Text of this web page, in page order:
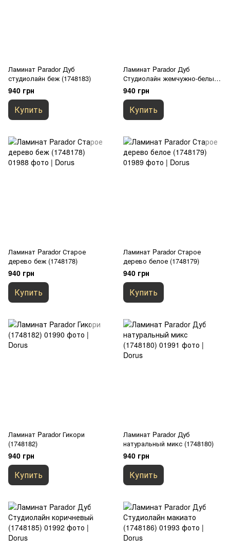
Ламинат Parador Дуб
студиолайн беж (1748183)
940 грн
Купить
Ламинат Parador Дуб
Студиолайн жемчужно-белый
(1748184)
940 грн
Купить
Ламинат Parador Старое
дерево беж (1748178)
940 грн
Купить
Ламинат Parador Старое
дерево белое (1748179)
940 грн
Купить
Ламинат Parador Гикори
(1748182)
940 грн
Купить
Ламинат Parador Дуб
натуральный микс (1748180)
940 грн
Купить